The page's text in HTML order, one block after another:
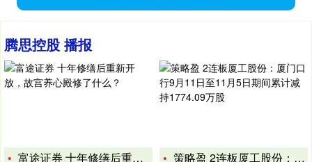
腾思控股 播报
富途证券 十年修缮后重新开放，故宫养心殿修了什么？
策略盈 2连板厦工股份：厦门口行9月11日至11月5日期间累